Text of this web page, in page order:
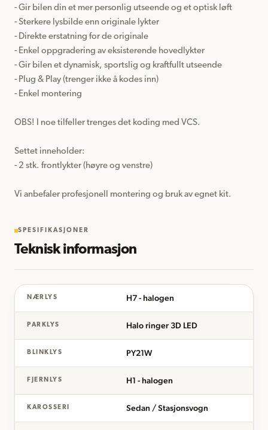
- Gir bilen din et mer personlig utseende og et optisk løft
- Sterkere lysbilde enn originale lykter
- Direkte erstatning for de originale
- Enkel oppgradering av eksisterende hovedlykter
- Gir bilen et dynamisk, sportslig og kraftfullt utseende
- Plug & Play (trenger ikke å kodes inn)
- Enkel montering
OBS! I noe tilfeller trenges det koding med VCS.
Settet inneholder:
- 2 stk. frontlykter (høyre og venstre)
Vi anbefaler profesjonell montering og bruk av egnet kit.
SPESIFIKASJONER
Teknisk informasjon
NÆRLYS H7 - halogen
PARKLYS Halo ringer 3D LED
BLINKLYS PY21W
FJERNLYS H1 - halogen
KAROSSERI Sedan / Stasjonsvogn